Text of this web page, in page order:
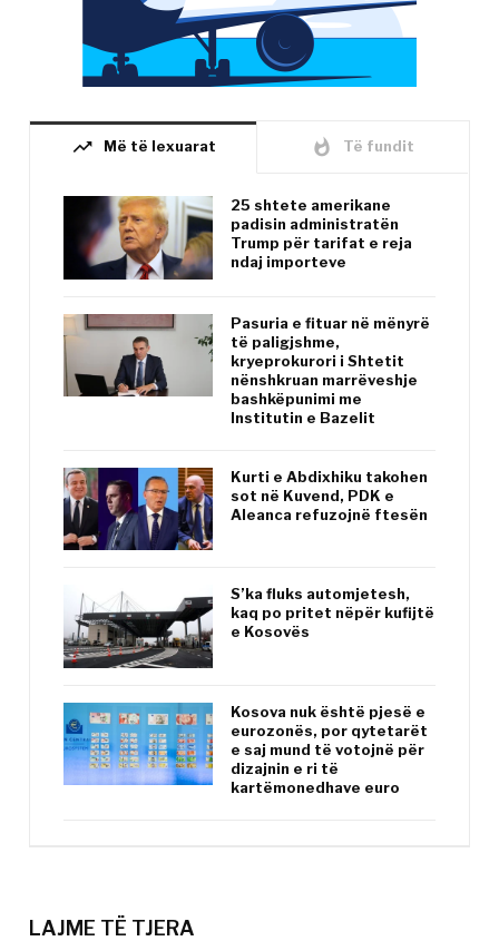
trending_up Më të lexuarat whatshot Të fundit
25 shtete amerikane
padisin administratën
Trump për tarifat e reja
ndaj importeve
Pasuria e fituar në mënyrë
të paligjshme,
kryeprokurori i Shtetit
nënshkruan marrëveshje
bashkëpunimi me
Institutin e Bazelit
Kurti e Abdixhiku takohen
sot në Kuvend, PDK e
Aleanca refuzojnë ftesën
S’ka fluks automjetesh,
kaq po pritet nëpër kufijtë
e Kosovës
Kosova nuk është pjesë e
eurozonës, por qytetarët
e saj mund të votojnë për
dizajnin e ri të
kartëmonedhave euro
LAJME TË TJERA